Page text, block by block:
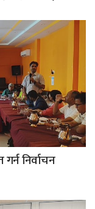
निर्वाचन